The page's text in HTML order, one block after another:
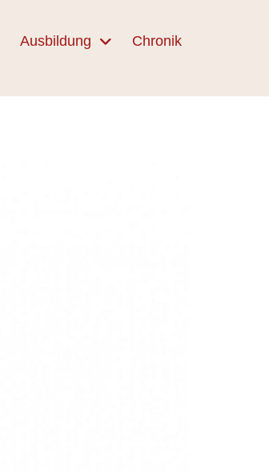
Ausbildung Chronik